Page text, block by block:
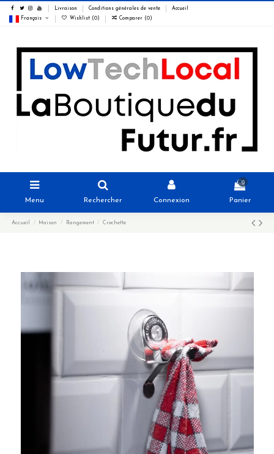
Livraison Conditions générales de vente Accueil
Français Wishlist (0) Comparer (0)
Menu Rechercher Connexion
0
Panier
Accueil Maison Rangement Crochette